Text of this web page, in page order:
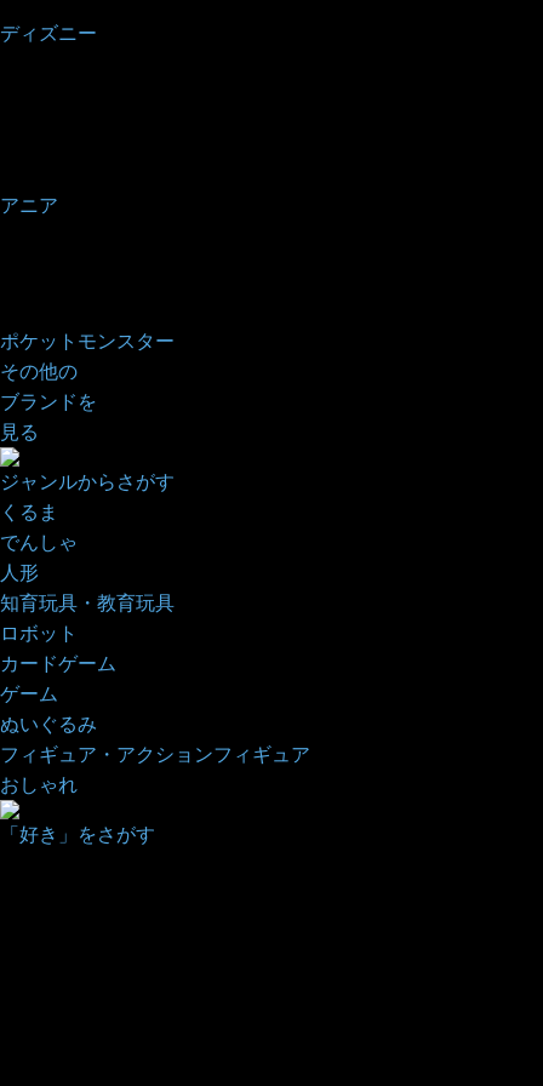
ディズニー
アニア
ポケットモンスター
その他の
ブランドを
見る
ジャンルからさがす
くるま
でんしゃ
人形
知育玩具・教育玩具
ロボット
カードゲーム
ゲーム
ぬいぐるみ
フィギュア・アクションフィギュア
おしゃれ
「好き」をさがす